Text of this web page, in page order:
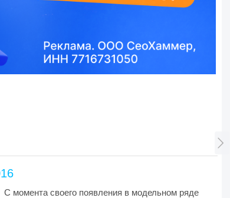
момента своего появления в модельном ряде
